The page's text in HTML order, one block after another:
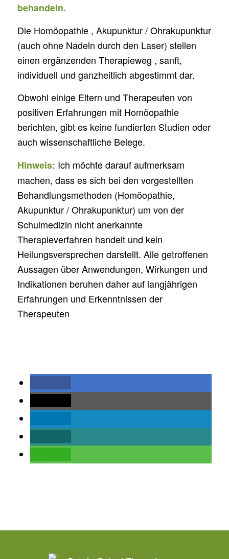
behandeln.
Die Homöopathie , Akupunktur / Ohrakupunktur
(auch ohne Nadeln durch den Laser) stellen
einen ergänzenden Therapieweg , sanft,
individuell und ganzheitlich abgestimmt dar.
Obwohl einige Eltern und Therapeuten von
positiven Erfahrungen mit Homöopathie
berichten, gibt es keine fundierten Studien oder
auch wissenschaftliche Belege.
Hinweis: Ich möchte darauf aufmerksam
machen, dass es sich bei den vorgestellten
Behandlungsmethoden (Homöopathie,
Akupunktur / Ohrakupunktur) um von der
Schulmedizin nicht anerkannte
Therapieverfahren handelt und kein
Heilungsversprechen darstellt. Alle getroffenen
Aussagen über Anwendungen, Wirkungen und
Indikationen beruhen daher auf langjährigen
Erfahrungen und Erkenntnissen der
Therapeuten